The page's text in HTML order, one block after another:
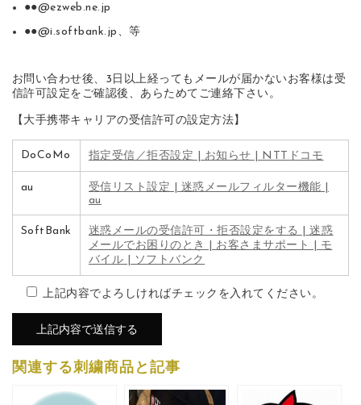
●●@ezweb.ne.jp
●●@i.softbank.jp、等
お問い合わせ後、3日以上経ってもメールが届かないお客様は受
信許可設定をご確認後、あらためてご連絡下さい。
【大手携帯キャリアの受信許可の設定方法】
DoCoMo 指定受信／拒否設定 | お知らせ | NTTドコモ
au
受信リスト設定 | 迷惑メールフィルター機能 |
au
SoftBank
迷惑メールの受信許可・拒否設定をする | 迷惑
メールでお困りのとき | お客さまサポート | モ
バイル | ソフトバンク
上記内容でよろしければチェックを入れてください。
関連する刺繍商品と記事